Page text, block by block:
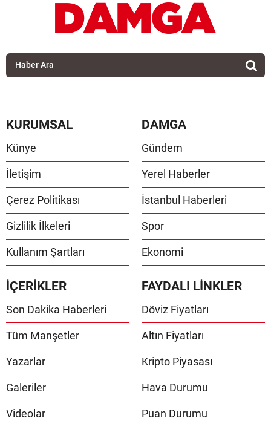
KURUMSAL
Künye
İletişim
Çerez Politikası
Gizlilik İlkeleri
Kullanım Şartları
DAMGA
Gündem
Yerel Haberler
İstanbul Haberleri
Spor
Ekonomi
İÇERİKLER
Son Dakika Haberleri
Tüm Manşetler
Yazarlar
Galeriler
Videolar
FAYDALI LİNKLER
Döviz Fiyatları
Altın Fiyatları
Kripto Piyasası
Hava Durumu
Puan Durumu